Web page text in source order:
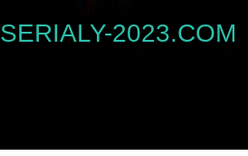
SERIALY-2023.COM